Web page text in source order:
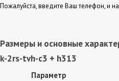
Пожалуйста, введите Ваш телефон, и
Размеры и основные
k-2rs-tvh-c3 + h313
Параметр